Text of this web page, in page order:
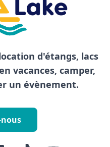
d'étangs, lacs
vacances, camper,
un évènement.